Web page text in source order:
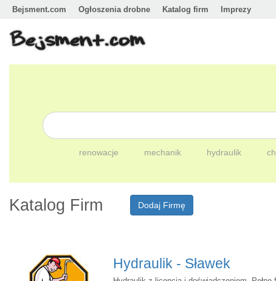
Bejsment.com Ogłoszenia drobne Katalog firm Imprezy
renowacje mechanik hydraulik
Katalog Firm Dodaj Firmę
Hydraulik - Sławek